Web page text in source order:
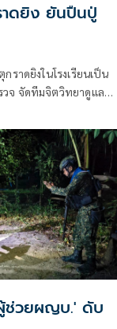
าดยิง ยันปืนปู่
ราดยิงในโรงเรียนเป็น
จ จัดทีมจิตวิทยาดูแล
ช่วยผญบ.' ดับ